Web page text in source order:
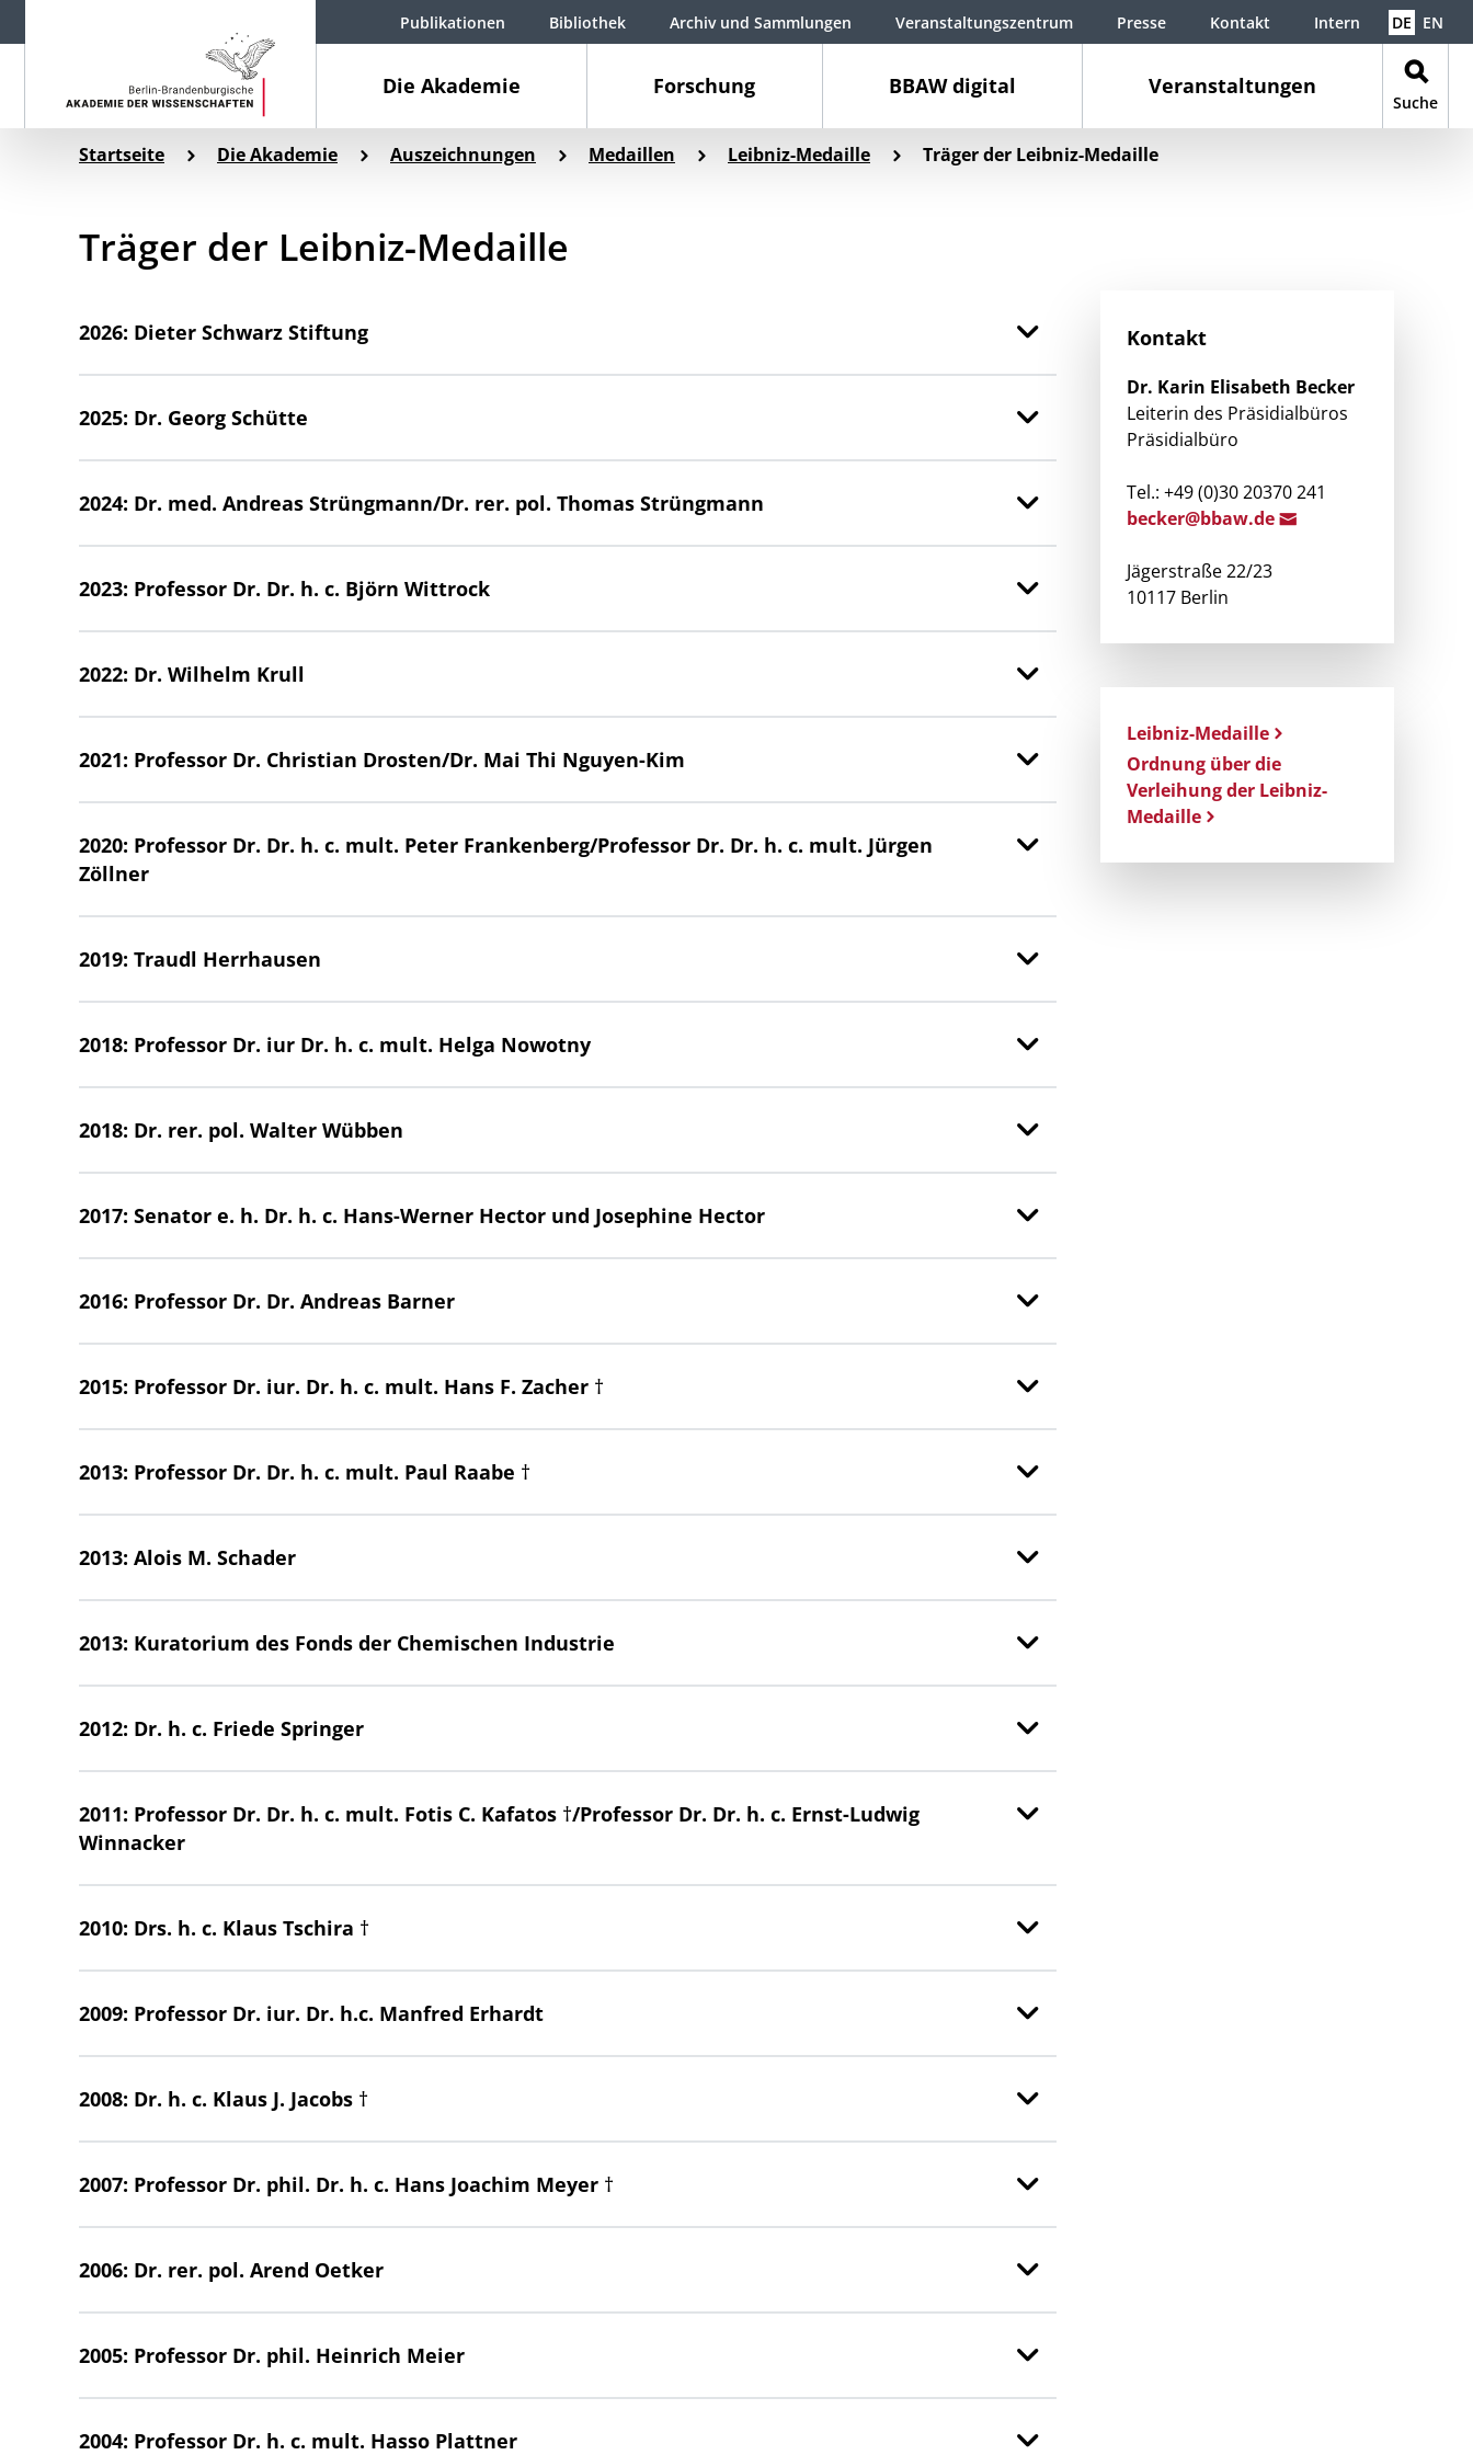
Die Akademie Forschung BBAW digital Veranstaltungen
Suche
Publikationen Bibliothek Archiv und Sammlungen Veranstaltungszentrum Presse Kontakt Intern DE EN
Startseite Die Akademie Auszeichnungen Medaillen Leibniz-Medaille Träger der Leibniz-Medaille
Träger der Leibniz-Medaille
2026: Dieter Schwarz Stiftung
2025: Dr. Georg Schütte
2024: Dr. med. Andreas Strüngmann/Dr. rer. pol. Thomas Strüngmann
2023: Professor Dr. Dr. h. c. Björn Wittrock
2022: Dr. Wilhelm Krull
2021: Professor Dr. Christian Drosten/Dr. Mai Thi Nguyen-Kim
2020: Professor Dr. Dr. h. c. mult. Peter Frankenberg/Professor Dr. Dr. h. c. mult. Jürgen
Zöllner
2019: Traudl Herrhausen
2018: Professor Dr. iur Dr. h. c. mult. Helga Nowotny
2018: Dr. rer. pol. Walter Wübben
2017: Senator e. h. Dr. h. c. Hans-Werner Hector und Josephine Hector
2016: Professor Dr. Dr. Andreas Barner
2015: Professor Dr. iur. Dr. h. c. mult. Hans F. Zacher †
2013: Professor Dr. Dr. h. c. mult. Paul Raabe †
2013: Alois M. Schader
2013: Kuratorium des Fonds der Chemischen Industrie
2012: Dr. h. c. Friede Springer
2011: Professor Dr. Dr. h. c. mult. Fotis C. Kafatos †/Professor Dr. Dr. h. c. Ernst-Ludwig
Winnacker
2010: Drs. h. c. Klaus Tschira †
2009: Professor Dr. iur. Dr. h.c. Manfred Erhardt
2008: Dr. h. c. Klaus J. Jacobs †
2007: Professor Dr. phil. Dr. h. c. Hans Joachim Meyer †
2006: Dr. rer. pol. Arend Oetker
2005: Professor Dr. phil. Heinrich Meier
2004: Professor Dr. h. c. mult. Hasso Plattner
Kontakt
Dr. Karin Elisabeth Becker
Leiterin des Präsidialbüros
Präsidialbüro
Tel.: +49 (0)30 20370 241
becker@bbaw.de
Jägerstraße 22/23
10117 Berlin
Leibniz-Medaille
Ordnung über die
Verleihung der Leibniz-
Medaille